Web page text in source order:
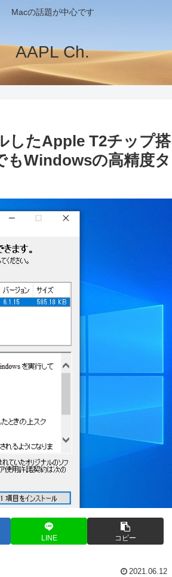
Macの話題が中心です
AAPL Ch.
したApple T2チップ搭
Windowsの高精度タ
LINE コピー
2021.06.12